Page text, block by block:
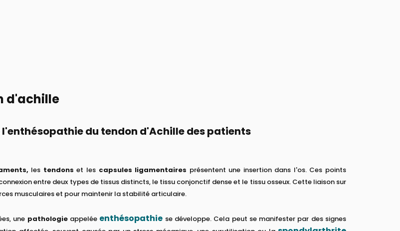
d'achille
du tendon d'Achille des patients
les tendons et les capsules ligamentaires présentent une insertion dans l'os. Ces points
entre deux types de tissus distincts, le tissu conjonctif dense et le tissu osseux. Cette liaison sur
musculaires et pour maintenir la stabilité articulaire.
une pathologieappelée enthésopathie se développe. Cela peut se manifester par des signes